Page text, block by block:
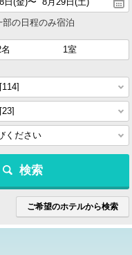
部の日程のみ宿泊
検索
ご希望のホテルから検索